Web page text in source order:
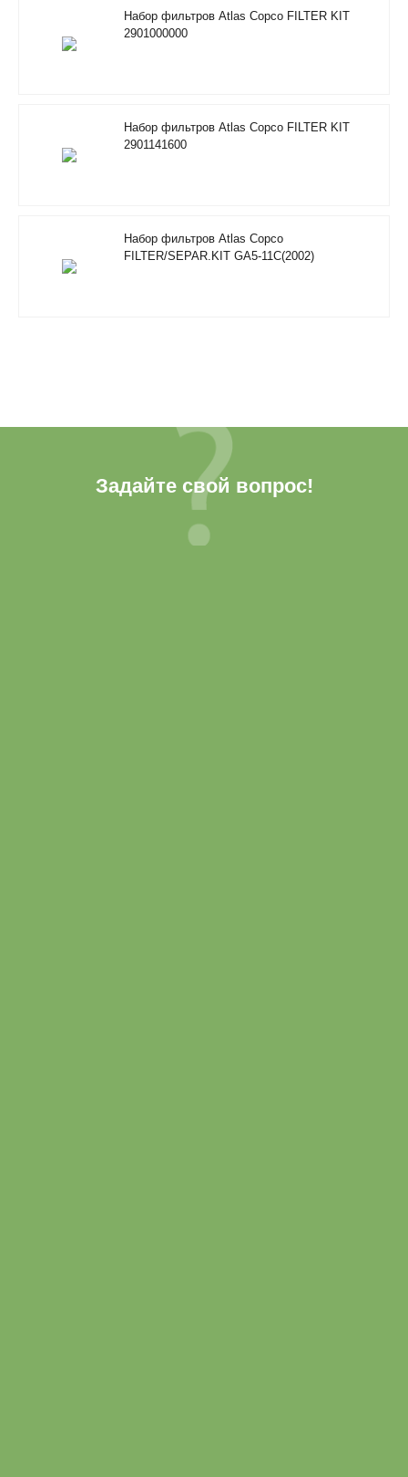
Набор фильтров Atlas Copco FILTER KIT
2901000000
Набор фильтров Atlas Copco FILTER KIT
2901141600
Набор фильтров Atlas Copco
FILTER/SEPAR.KIT GA5-11C(2002)
Задайте свой вопрос!